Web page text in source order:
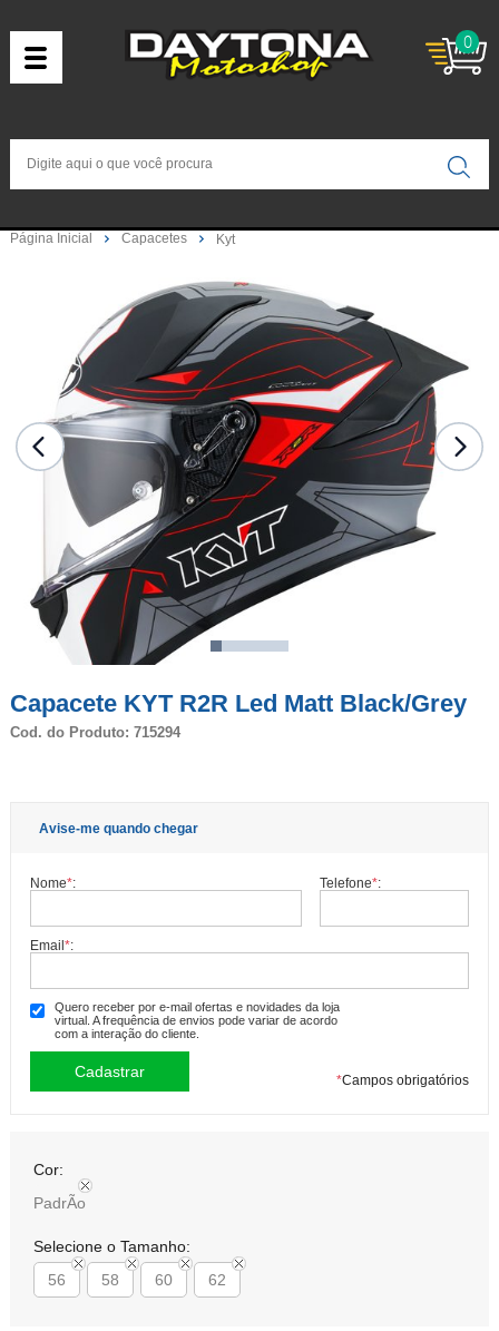
0
Página Inicial Capacetes Kyt
Capacete KYT R2R Led Matt Black/Grey
Cod. do Produto: 715294
Avise-me quando chegar
Nome*: Telefone*:
Email*:
Quero receber por e-mail ofertas e novidades da loja
virtual. A frequência de envios pode variar de acordo
com a interação do cliente.
*Campos obrigatórios
Cor:
PadrÃo
Selecione o Tamanho:
56
58 60 62